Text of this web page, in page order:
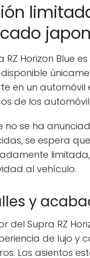
RZ Horizon Blue
en un
de los
no se ha
se espera
al vehículo.
y
del Supra RZ
de lujo y
Los asientos